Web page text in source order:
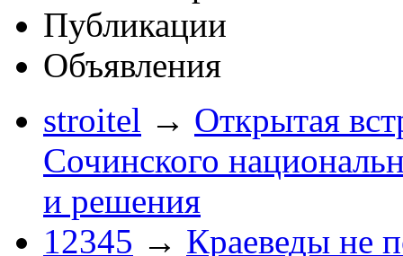
Публикации
Объявления
stroitel → Открытая
Сочинского
и решения
12345 → Краеведы не